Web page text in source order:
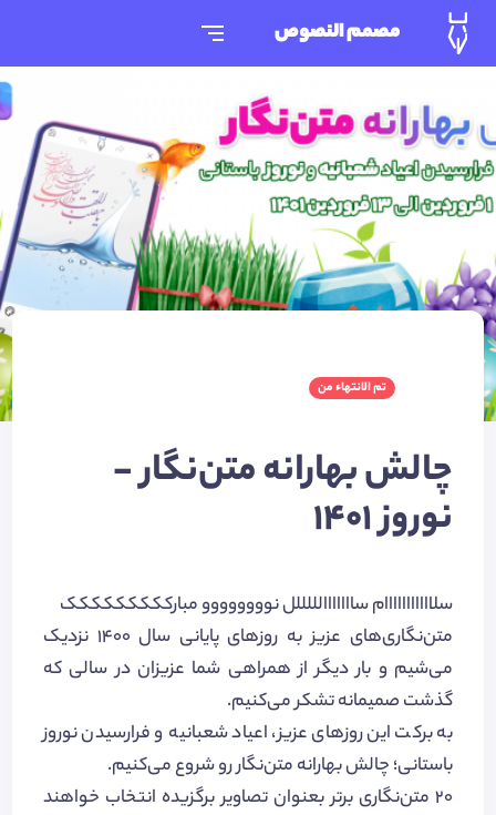
مصمم النصوص
تم الانتهاء من
چالش بهارانه متن‌نگار -
نوروز 1401
سلااااااااااام سااااااالللللل نوووووووو مبارککککککککک
متن‌نگاری‌های عزیز به روزهای پایانی سال 1400 نزدیک
می‌شیم و بار دیگر از همراهی شما عزیزان در سالی که
گذشت صمیمانه تشکر می‌کنیم.
به برکت این روزهای عزیز، اعیاد شعبانیه و فرارسیدن نوروز
باستانی؛ چالش بهارانه متن‌نگار رو شروع می‌کنیم.
20 متن‌نگاری برتر بعنوان تصاویر برگزیده انتخاب خواهند